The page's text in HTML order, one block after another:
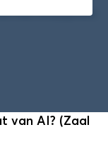
Ken Kraaijeveld
van AI? (Zaal